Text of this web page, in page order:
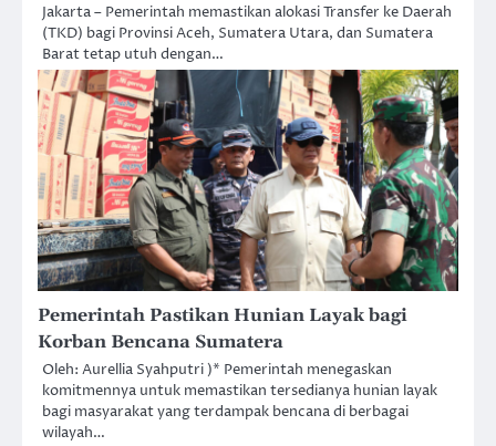
Jakarta – Pemerintah memastikan alokasi Transfer ke Daerah
(TKD) bagi Provinsi Aceh, Sumatera Utara, dan Sumatera
Barat tetap utuh dengan…
Pemerintah Pastikan Hunian Layak bagi
Korban Bencana Sumatera
Oleh: Aurellia Syahputri )* Pemerintah menegaskan
komitmennya untuk memastikan tersedianya hunian layak
bagi masyarakat yang terdampak bencana di berbagai
wilayah…